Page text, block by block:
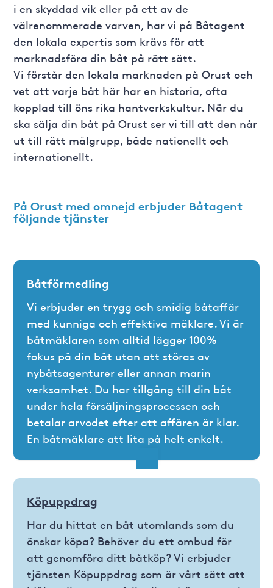
i en skyddad vik eller på ett av de
välrenommerade varven, har vi på Båtagent
den lokala expertis som krävs för att
marknadsföra din båt på rätt sätt.
Vi förstår den lokala marknaden på Orust och
vet att varje båt här har en historia, ofta
kopplad till öns rika hantverkskultur. När du
ska sälja din båt på Orust ser vi till att den når
ut till rätt målgrupp, både nationellt och
internationellt.
På Orust med omnejd erbjuder Båtagent
följande tjänster
Båtförmedling
Vi erbjuder en trygg och smidig båtaffär
med kunniga och effektiva mäklare. Vi är
båtmäklaren som alltid lägger 100%
fokus på din båt utan att störas av
nybåtsagenturer eller annan marin
verksamhet. Du har tillgång till din båt
under hela försäljningsprocessen och
betalar arvodet efter att affären är klar.
En båtmäklare att lita på helt enkelt.
Köpuppdrag
Har du hittat en båt utomlands som du
önskar köpa? Behöver du ett ombud för
att genomföra ditt båtköp? Vi erbjuder
tjänsten Köpuppdrag som är vårt sätt att